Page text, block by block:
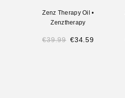
Zenz Therapy Oil
•
Zenztherapy
€39.99 €34.59